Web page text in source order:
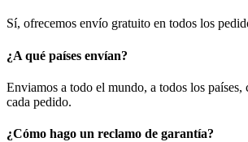
Sí, ofrecemos envío gratuito en todos los
¿A qué países envían?
Enviamos a todo el mundo, a todos los
cada pedido.
¿Cómo hago un reclamo de garantía?